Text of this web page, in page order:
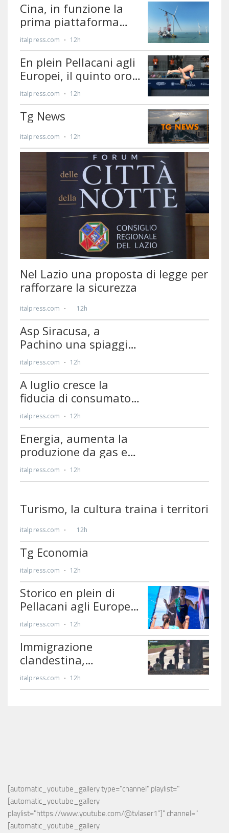
[automatic_youtube_gallery type="channel" playlist="
[automatic_youtube_gallery
playlist="https://www.youtube.com/@tvlaser1"]" channel="
[automatic_youtube_gallery